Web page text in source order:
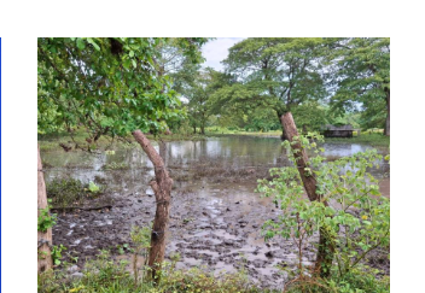
NACIONALES